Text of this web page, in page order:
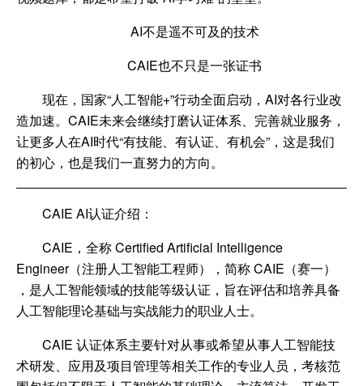
AI不是遥不可及的技术
CAIE也不只是一张证书
现在，国家“人工智能+”行动全面启动， AI对各行业改
造加速。 CAIE未来会继续打磨认证体系、完善就业服务，
让更多人在AI时代“有技能、有认证、有机会”，这是我们
的初心，也是我们一直努力的方向。
CAIE AI认证介绍：
CAIE，全称 Certified Artificial Intelligence
Engineer（注册人工智能工程师），简称 CAIE（赛一）
，是人工智能领域的技能等级认证，旨在评估和培养具备
人工智能理论基础与实战能力的职业人士。
CAIE 认证体系主要针对从事或希望从事人工智能技
术研发、应用及项目管理等相关工作的专业人员，考核范